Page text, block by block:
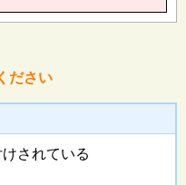
ださい
されている